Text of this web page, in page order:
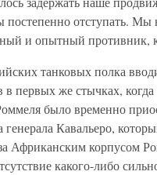
отступать. Мы
и опытный противник,
танковых полка
в первых же стычках,
было временно
Кавальеро,
Африканским корпусом
какого-либо